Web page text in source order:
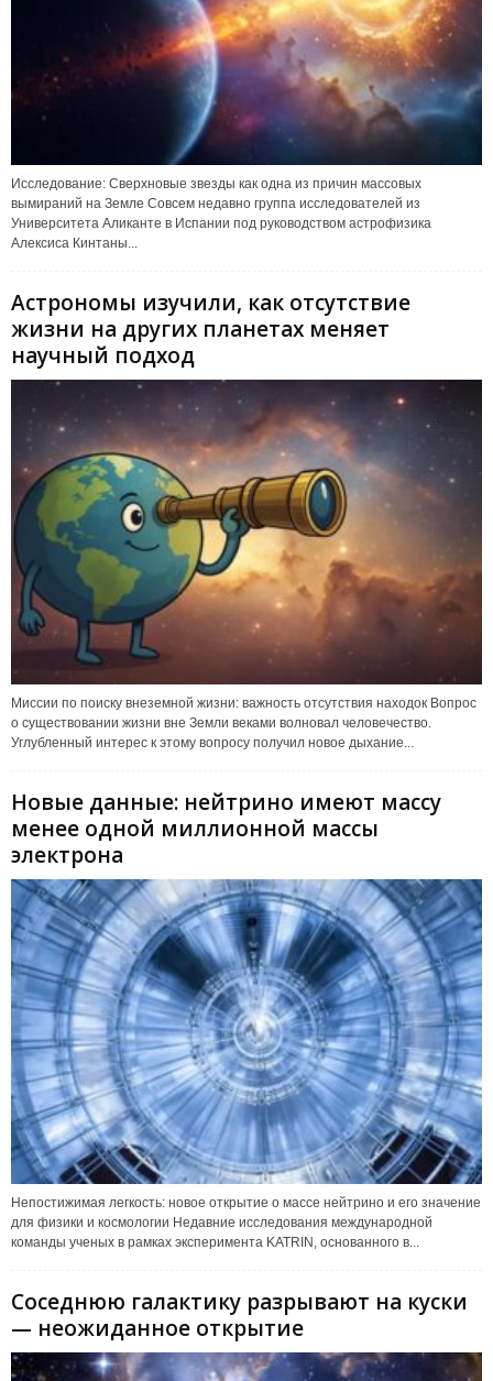
Исследование: Сверхновые звезды как одна из причин массовых
вымираний на Земле Совсем недавно группа исследователей из
Университета Аликанте в Испании под руководством астрофизика
Алексиса Кинтаны...
Астрономы изучили, как отсутствие
жизни на других планетах меняет
научный подход
Миссии по поиску внеземной жизни: важность отсутствия находок Вопрос
о существовании жизни вне Земли веками волновал человечество.
Углубленный интерес к этому вопросу получил новое дыхание...
Новые данные: нейтрино имеют массу
менее одной миллионной массы
электрона
Непостижимая легкость: новое открытие о массе нейтрино и его значение
для физики и космологии Недавние исследования международной
команды ученых в рамках эксперимента KATRIN, основанного в...
Соседнюю галактику разрывают на куски
— неожиданное открытие